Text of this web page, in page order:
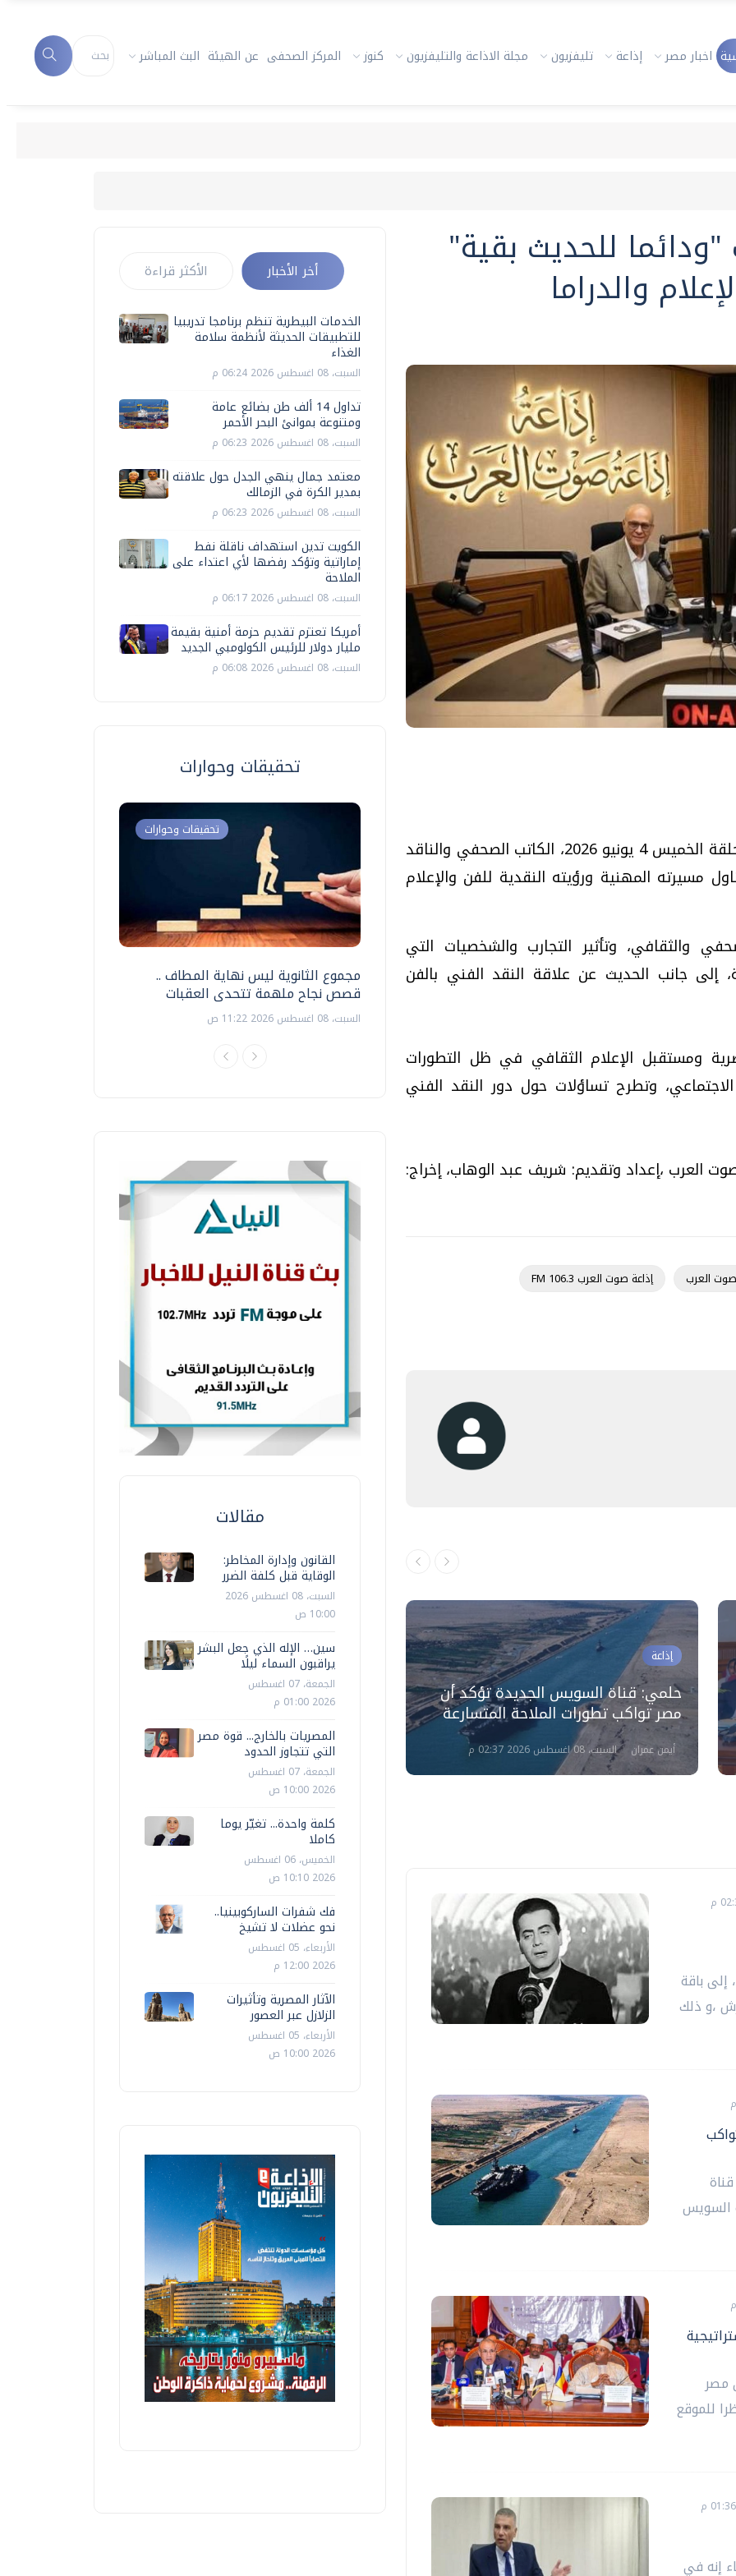
اخبار مصر إذاعة تليفزيون مجلة الاذاعة والتليفزيون كنوز المركز الصحفى عن الهيئة البث المباشر
للحديث بقية"
والدراما
يستضيف برنامج (ودائما للحديث بقية) في حلقة الخميس 4 يونيو 2026، الكاتب الصحفي والناقد
مسيرته المهنية ورؤيته النقدية للفن والإعلام
والثقافي، وتأثير التجارب والشخصيات التي
جانب الحديث عن علاقة النقد الفني بالفن
ومستقبل الإعلام الثقافي في ظل التطورات
وتطرح تساؤلات حول دور النقد الفني
العرب ،إعداد وتقديم: شريف عبد الوهاب، إخراج:
صوت العرب
إذاعة صوت العرب 106.3 FM
أستاذ وسائط متعددة: التكنولوجيا خط
الدفاع الأول في مواجهة الاتجار بالبشر
منى رضا الخميس، 06 اغسطس 2026 01:41 م
إذاعة
حلمي: قناة السويس الجديدة تؤكد أن
مصر تواكب تطورات الملاحة المتسارعة
أيمن عمران السبت، 08 اغسطس 2026 02:37 م
٩ أغسطس، إلى باقة
،و ذلك
السويس
مصر
للموقع
إنه في
أخر الأخبار الأكثر قراءة
الخدمات البيطرية تنظم برنامجا تدريبيا
للتطبيقات الحديثة لأنظمة سلامة
الغذاء
السبت، 08 اغسطس 2026 06:24 م
تداول 14 ألف طن بضائع عامة
ومتنوعة بموانئ البحر الأحمر
السبت، 08 اغسطس 2026 06:23 م
معتمد جمال ينهي الجدل حول علاقته
بمدير الكرة في الزمالك
السبت، 08 اغسطس 2026 06:23 م
الكويت تدين استهداف ناقلة نفط
إماراتية وتؤكد رفضها لأي اعتداء على
الملاحة
السبت، 08 اغسطس 2026 06:17 م
أمريكا تعتزم تقديم حزمة أمنية بقيمة
مليار دولار للرئيس الكولومبي الجديد
السبت، 08 اغسطس 2026 06:08 م
تحقيقات وحوارات
تحقيقات وحوارات
مجموع الثانوية ليس نهاية المطاف ..
قصص نجاح ملهمة تتحدى العقبات
السبت، 08 اغسطس 2026 11:22 ص
بعد إشعارات "جوجل" .. هل يمكن التنبوء
بالزلازل وكيف نتعامل معها؟
.. تساؤلات
مقالات
القانون وإدارة المخاطر:
الوقاية قبل كلفة الضرر
السبت، 08 اغسطس 2026
10:00 ص
سين… الإله الذي جعل البشر
يراقبون السماء ليلًا
الجمعة، 07 اغسطس
2026 01:00 م
المصريات بالخارج... قوة مصر
التي تتجاوز الحدود
الجمعة، 07 اغسطس
2026 10:00 ص
كلمة واحدة... تغيّر يوما
كاملا
الخميس، 06 اغسطس
2026 10:10 ص
فك شفرات الساركوبينيا..
نحو عضلات لا تشيخ
الأربعاء، 05 اغسطس
2026 12:00 م
الآثار المصرية وتأثيرات
الزلازل عبر العصور
الأربعاء، 05 اغسطس
2026 10:00 ص